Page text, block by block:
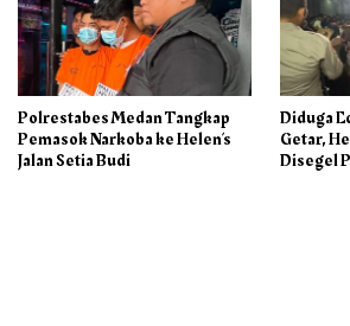
Polrestabes Medan Tangkap
Pemasok Narkoba ke Helen’s
Jalan Setia Budi
Diduga
Getar,
Disegel